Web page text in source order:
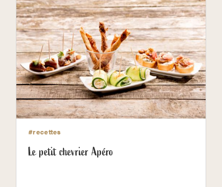
#recettes
Le petit chevrier Apéro